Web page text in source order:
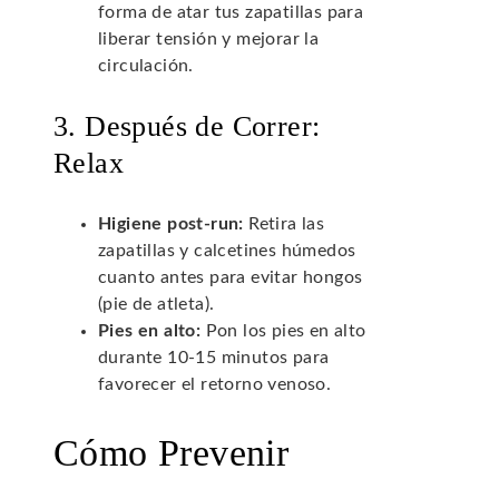
forma de atar tus zapatillas para
liberar tensión y mejorar la
circulación.
3. Después de Correr:
Relax
Higiene post-run: Retira las
zapatillas y calcetines húmedos
cuanto antes para evitar hongos
(pie de atleta).
Pies en alto: Pon los pies en alto
durante 10-15 minutos para
favorecer el retorno venoso.
Cómo Prevenir